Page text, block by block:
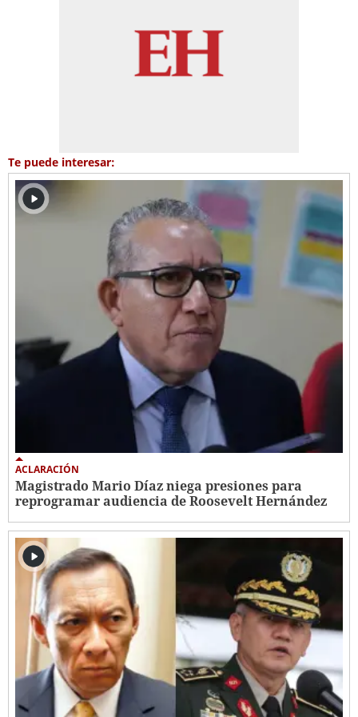
Te puede interesar:
ACLARACIÓN
Magistrado Mario Díaz niega presiones para
reprogramar audiencia de Roosevelt Hernández